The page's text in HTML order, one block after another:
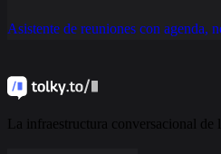
Asistente de reuniones con agenda,
La infraestructura conversacional de